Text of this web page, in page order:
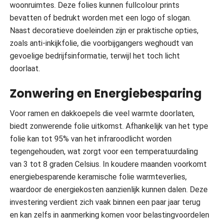
woonruimtes. Deze folies kunnen fullcolour prints
bevatten of bedrukt worden met een logo of slogan.
Naast decoratieve doeleinden zijn er praktische opties,
zoals anti-inkijkfolie, die voorbijgangers weghoudt van
gevoelige bedrijfsinformatie, terwijl het toch licht
doorlaat.
Zonwering en Energiebesparing
Voor ramen en dakkoepels die veel warmte doorlaten,
biedt zonwerende folie uitkomst. Afhankelijk van het type
folie kan tot 95% van het infraroodlicht worden
tegengehouden, wat zorgt voor een temperatuurdaling
van 3 tot 8 graden Celsius. In koudere maanden voorkomt
energiebesparende keramische folie warmteverlies,
waardoor de energiekosten aanzienlijk kunnen dalen. Deze
investering verdient zich vaak binnen een paar jaar terug
en kan zelfs in aanmerking komen voor belastingvoordelen